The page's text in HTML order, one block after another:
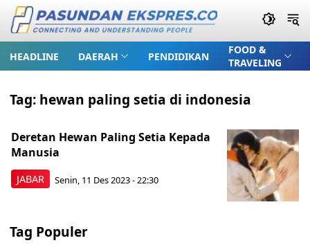
HEADLINE DAERAH PENDIDIKAN
FOOD &
TRAVELING
Tag: hewan paling setia di indonesia
JABAR
Deretan Hewan Paling Setia Kepada
Manusia
Senin, 11 Des 2023 - 22:30
Tag Populer